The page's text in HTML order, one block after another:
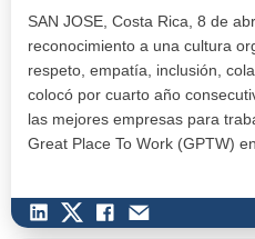
SAN JOSE, Costa Rica, 8 de
reconocimiento a una cultura
respeto, empatía, inclusión,
colocó por cuarto año
las mejores empresas para
Great Place To Work (GPTW)